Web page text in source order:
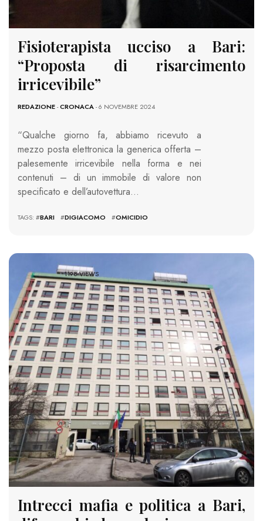
Fisioterapista ucciso a Bari:
“Proposta di risarcimento
irricevibile”
REDAZIONE-CRONACA- 6 NOVEMBRE 2024
“Qualche giorno fa, abbiamo ricevuto a
mezzo posta elettronica la generica offerta –
palesemente irricevibile nella forma e nei
contenuti – di un immobile di valore non
specificato e dell’autovettura…
TAGS: #BARI #DIGIACOMO #OMICIDIO
1198 VIEWS
Intrecci mafia e politica a Bari,